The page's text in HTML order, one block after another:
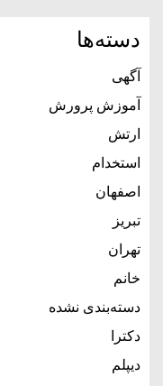
دسته‌ها
آگهی
آموزش پرورش
ارتش
استخدام
اصفهان
تبریز
تهران
خانم
دسته‌بندی نشده
دکترا
دیپلم